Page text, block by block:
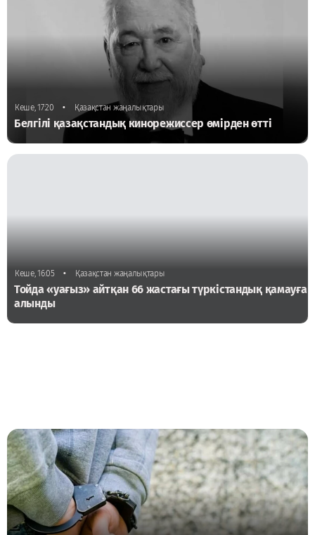
Кеше, 17:20 • Қазақстан жаңалықтары
Белгілі қазақстандық кинорежиссер өмірден өтті
Кеше, 16:05 • Қазақстан жаңалықтары
Тойда «уағыз» айтқан 66 жастағы түркістандық қамауға
алынды